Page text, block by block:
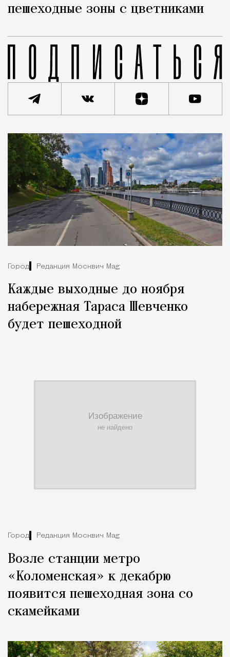
пешеходные зоны с цветниками
Город Редакция Москвич Mag
Каждые выходные до ноября
набережная Тараса Шевченко
будет пешеходной
Город Редакция Москвич Mag
Возле станции метро
«Коломенская» к декабрю
появится пешеходная зона со
скамейками